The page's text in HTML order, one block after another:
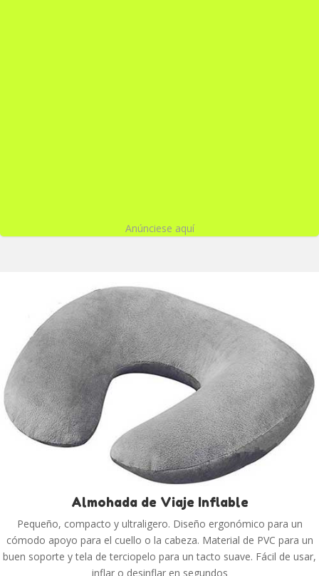
Anúnciese aquí
Almohada de Viaje Inflable
Pequeño, compacto y ultraligero. Diseño ergonómico para un
cómodo apoyo para el cuello o la cabeza. Material de PVC para un
buen soporte y tela de terciopelo para un tacto suave. Fácil de usar,
inflar o desinflar en segundos